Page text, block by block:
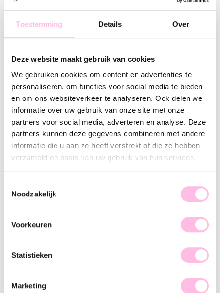
Toestemming Details Over
Deze website maakt gebruik van cookies
We gebruiken cookies om content en advertenties te
personaliseren, om functies voor social media te bieden
en om ons websiteverkeer te analyseren. Ook delen we
informatie over uw gebruik van onze site met onze
partners voor social media, adverteren en analyse. Deze
partners kunnen deze gegevens combineren met andere
informatie die u aan ze heeft verstrekt of die ze hebben
verzameld op basis van uw gebruik van hun services.
Noodzakelijk
Voorkeuren
Statistieken
Marketing
Goud Zilver
•⁠ ⁠Gratis verzending vanaf €35,-
•⁠ ⁠Verzending NL €1,95 / verzending BE €2,95
•⁠ ⁠100% waterproof
•⁠ ⁠Premium stainless steel
Omschrijving Kenmerk SKU
Deze standaard creolen kunnen gedragen worden met of
zonder bedeltjes en zijn perfect te combineren met onze
andere oorringen. Ben jij toch meer fan van less is more? Dan
zijn dit de perfecte oorbellen/oorringen voor jou! Let’s go
♥ YOU MAY ALSO LOVE...
T-bar - zilverkleur RVS creolen met 3 smiley's – zilver